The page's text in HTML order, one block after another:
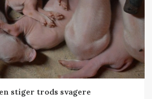
stiger trods svagere